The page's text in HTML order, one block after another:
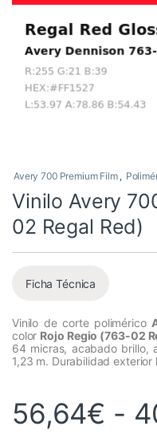
Avery 700 Premium Film ,
Vinilo Avery
02 Regal Red)
Ficha Técnica
Vinilo de corte polimérico
color Rojo Regio (763-02
64 micras, acabado brillo,
1,23 m. Durabilidad exterior
56,64€ -